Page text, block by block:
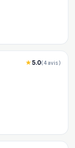
5.0(4 avis)